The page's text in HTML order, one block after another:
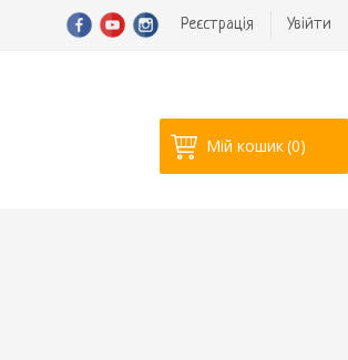
Реєстрація Увійти
Мій кошик(0)